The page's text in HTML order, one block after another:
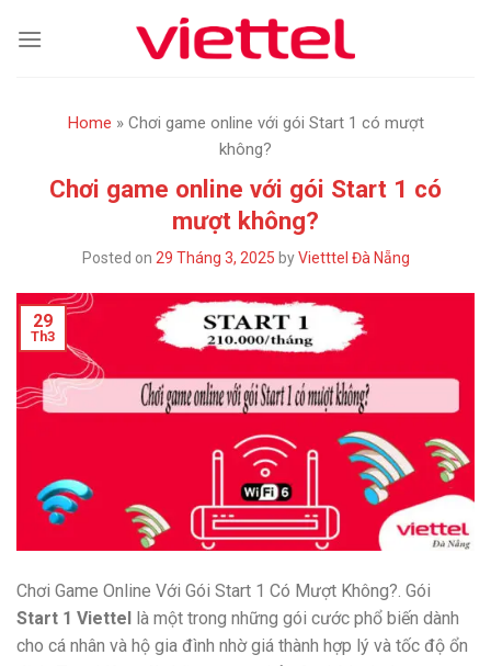
Home » Chơi game online với gói Start 1 có mượt
không?
Chơi game online với gói Start 1 có
mượt không?
Posted on 29 Tháng 3, 2025 byVietttel Đà Nẵng
29
Th3
Chơi Game Online Với Gói Start 1 Có Mượt Không?. Gói
Start 1 Viettel
là một trong những gói cước phổ biến dành
cho cá nhân và hộ gia đình nhờ giá thành hợp lý và tốc độ ổn